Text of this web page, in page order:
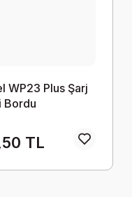
WP23 Plus Şarj
Bordu
TL